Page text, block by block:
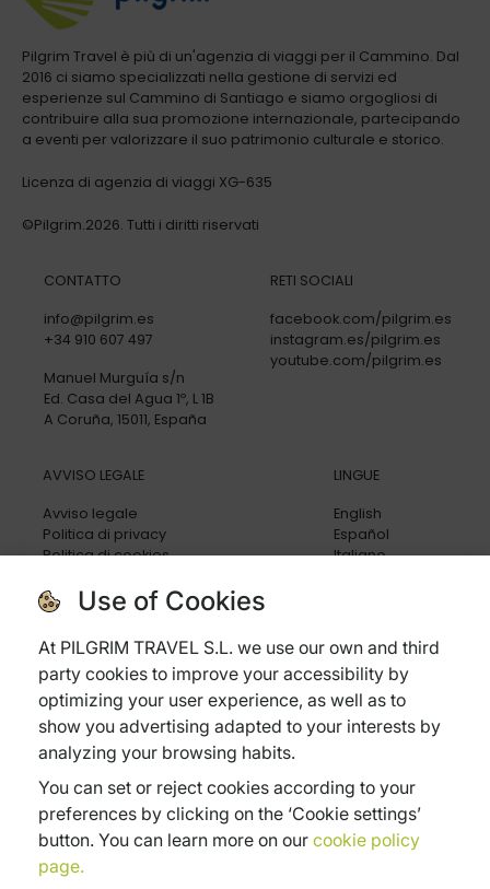
Pilgrim Travel è più di un'agenzia di viaggi per il Cammino. Dal
2016 ci siamo specializzati nella gestione di servizi ed
esperienze sul Cammino di Santiago e siamo orgogliosi di
contribuire alla sua promozione internazionale, partecipando
a eventi per valorizzare il suo patrimonio culturale e storico.
Licenza di agenzia di viaggi XG-635
©Pilgrim.2026. Tutti i diritti riservati
CONTATTO
info@pilgrim.es
+34 910 607 497
Manuel Murguía s/n
Ed. Casa del Agua 1º, L 1B
A Coruña, 15011, España
RETI SOCIALI
facebook.com/pilgrim.es
instagram.es/pilgrim.es
youtube.com/pilgrim.es
AVVISO LEGALE
Avviso legale
Politica di privacy
Politica di cookies
Politica di cancellazione
Assicurazione di viaggio
Domande frequenti
LINGUE
English
Español
Italiano
Subvenciones:
Pyme Innova
Use of Cookies
At PILGRIM TRAVEL S.L. we use our own and third
party cookies to improve your accessibility by
optimizing your user experience, as well as to
show you advertising adapted to your interests by
analyzing your browsing habits.
You can set or reject cookies according to your
preferences by clicking on the ‘Cookie settings’
button. You can learn more on our cookie policy
page.